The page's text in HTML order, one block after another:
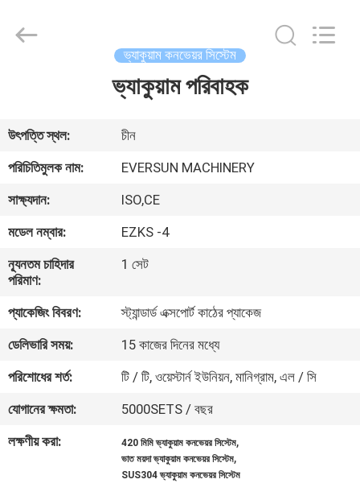
পণ্য
VR
আমাদের
কারখানা
ভ্রমণ
মান
ভ্যাকুয়াম কনভেয়র সিস্টেম
ভ্যাকুয়াম পরিবাহক
উৎপত্তি স্থল:
চীন
পরিচিতিমুলক নাম:
EVERSUN MACHINERY
সাক্ষ্যদান:
ISO,CE
মডেল নম্বার:
EZKS -4
ন্যূনতম চাহিদার
পরিমাণ:
1 সেট
প্যাকেজিং বিবরণ:
স্ট্যান্ডার্ড এক্সপোর্ট কাঠের প্যাকেজ
ডেলিভারি সময়:
15 কাজের দিনের মধ্যে
পরিশোধের শর্ত:
টি / টি, ওয়েস্টার্ন ইউনিয়ন, মানিগ্রাম, এল / সি
যোগানের ক্ষমতা:
5000SETS / বছর
লক্ষণীয় করা:
420 মিমি ভ্যাকুয়াম কনভেয়র সিস্টেম,
ভাত ময়দা ভ্যাকুয়াম কনভেয়র সিস্টেম,
SUS304 ভ্যাকুয়াম কনভেয়র সিস্টেম